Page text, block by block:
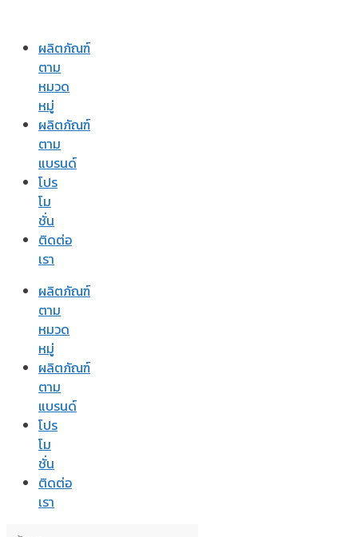
ผลิตภัณฑ์
ตาม
หมวด
หมู่
ผลิตภัณฑ์
ตาม
แบรนด์
โปร
โม
ชั่น
ติดต่อ
เรา
ผลิตภัณฑ์
ตาม
หมวด
หมู่
ผลิตภัณฑ์
ตาม
แบรนด์
โปร
โม
ชั่น
ติดต่อ
เรา